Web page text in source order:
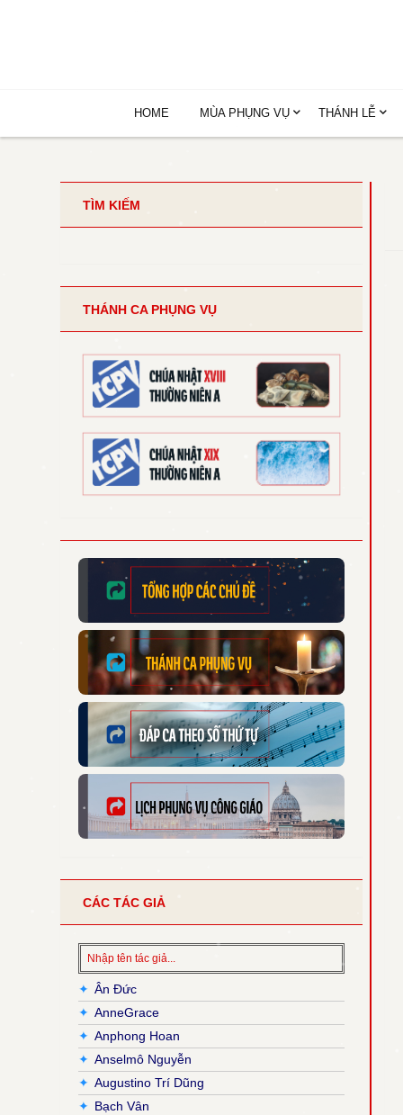
HOME MÙA PHỤNG VỤ THÁNH LỄ
TÌM KIẾM
THÁNH CA PHỤNG VỤ
CÁC TÁC GIẢ
✦ Ân Đức
✦ AnneGrace
✦ Anphong Hoan
✦ Anselmô Nguyễn
✦ Augustino Trí Dũng
✦ Bạch Vân